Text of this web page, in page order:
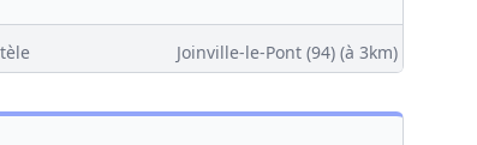
Joinville-le-Pont (94)(à 3km)